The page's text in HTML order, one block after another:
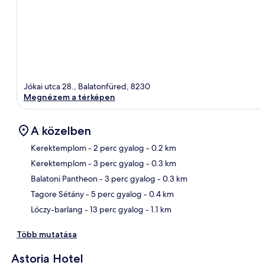
Jókai utca 28., Balatonfüred, 8230
Megnézem a térképen
A közelben
Kerektemplom- 2 perc gyalog - 0.2 km
Kerektemplom- 3 perc gyalog - 0.3 km
Balatoni Pantheon- 3 perc gyalog - 0.3 km
Tagore Sétány- 5 perc gyalog - 0.4 km
Lóczy-barlang - 13 perc gyalog - 1.1 km
Több mutatása
Astoria Hotel